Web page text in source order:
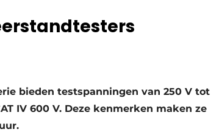
bieden testspanningen van 250 V tot
IV 600 V. Deze kenmerken maken ze